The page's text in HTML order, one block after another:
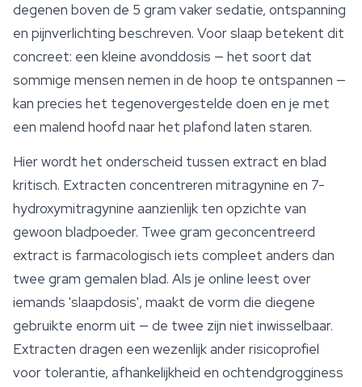
degenen boven de 5 gram vaker sedatie, ontspanning
en pijnverlichting beschreven. Voor slaap betekent dit
concreet: een kleine avonddosis — het soort dat
sommige mensen nemen in de hoop te ontspannen —
kan precies het tegenovergestelde doen en je met
een malend hoofd naar het plafond laten staren.
Hier wordt het onderscheid tussen extract en blad
kritisch. Extracten concentreren mitragynine en 7-
hydroxymitragynine aanzienlijk ten opzichte van
gewoon bladpoeder. Twee gram geconcentreerd
extract is farmacologisch iets compleet anders dan
twee gram gemalen blad. Als je online leest over
iemands 'slaapdosis', maakt de vorm die diegene
gebruikte enorm uit — de twee zijn niet inwisselbaar.
Extracten dragen een wezenlijk ander risicoprofiel
voor tolerantie, afhankelijkheid en ochtendgrogginess